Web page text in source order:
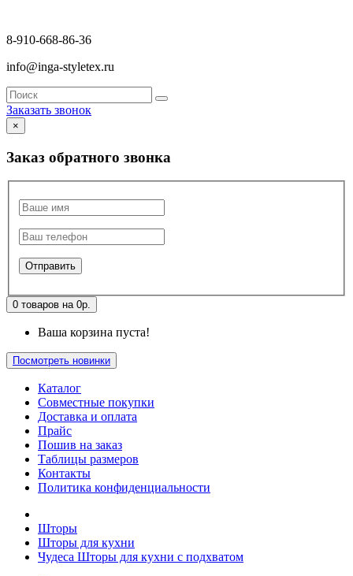
8-910-668-86-36
info@inga-styletex.ru
Заказать звонок
×
Заказ обратного звонка
0 товаров на 0р.
Ваша корзина пуста!
Посмотреть новинки
Каталог
Совместные покупки
Доставка и оплата
Прайс
Пошив на заказ
Таблицы размеров
Контакты
Политика конфиденциальности
Шторы
Шторы для кухни
Чудеса Шторы для кухни с подхватом